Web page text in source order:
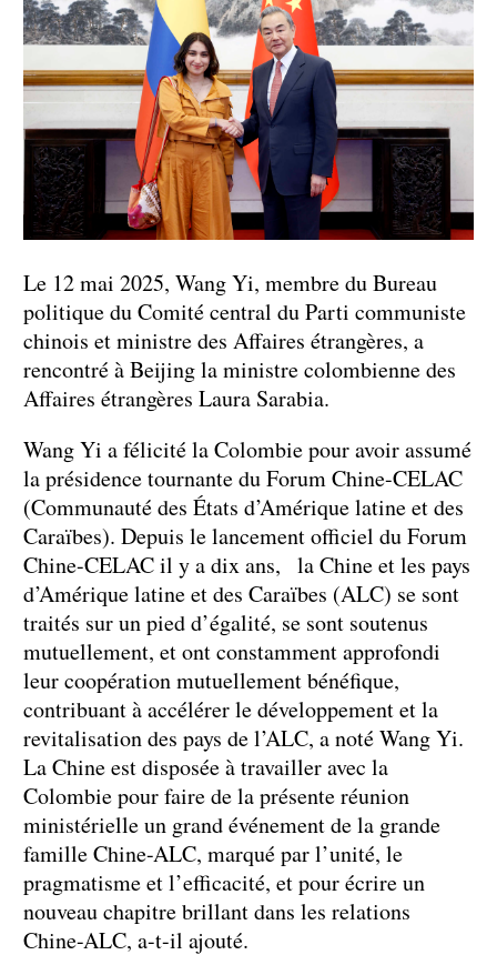
Le 12 mai 2025, Wang Yi, membre du Bureau
politique du Comité central du Parti communiste
chinois et ministre des Affaires étrangères, a
rencontré à Beijing la ministre colombienne des
Affaires étrangères Laura Sarabia.
Wang Yi a félicité la Colombie pour avoir assumé
la présidence tournante du Forum Chine-CELAC
(Communauté des États d’Amérique latine et des
Caraïbes). Depuis le lancement officiel du Forum
Chine-CELAC il y a dix ans, la Chine et les pays
d’Amérique latine et des Caraïbes (ALC) se sont
traités sur un pied d’égalité, se sont soutenus
mutuellement, et ont constamment approfondi
leur coopération mutuellement bénéfique,
contribuant à accélérer le développement et la
revitalisation des pays de l’ALC, a noté Wang Yi.
La Chine est disposée à travailler avec la
Colombie pour faire de la présente réunion
ministérielle un grand événement de la grande
famille Chine-ALC, marqué par l’unité, le
pragmatisme et l’efficacité, et pour écrire un
nouveau chapitre brillant dans les relations
Chine-ALC, a-t-il ajouté.